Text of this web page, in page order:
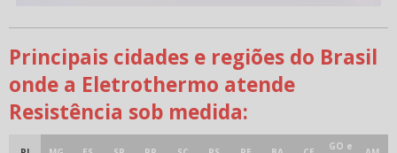
Principais cidades e regiões do Brasil
onde a Eletrothermo atende
Resistência sob medida:
GO e